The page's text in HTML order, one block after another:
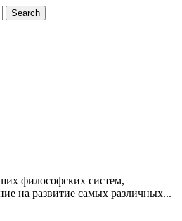
философских систем,
на развитие самых различных...